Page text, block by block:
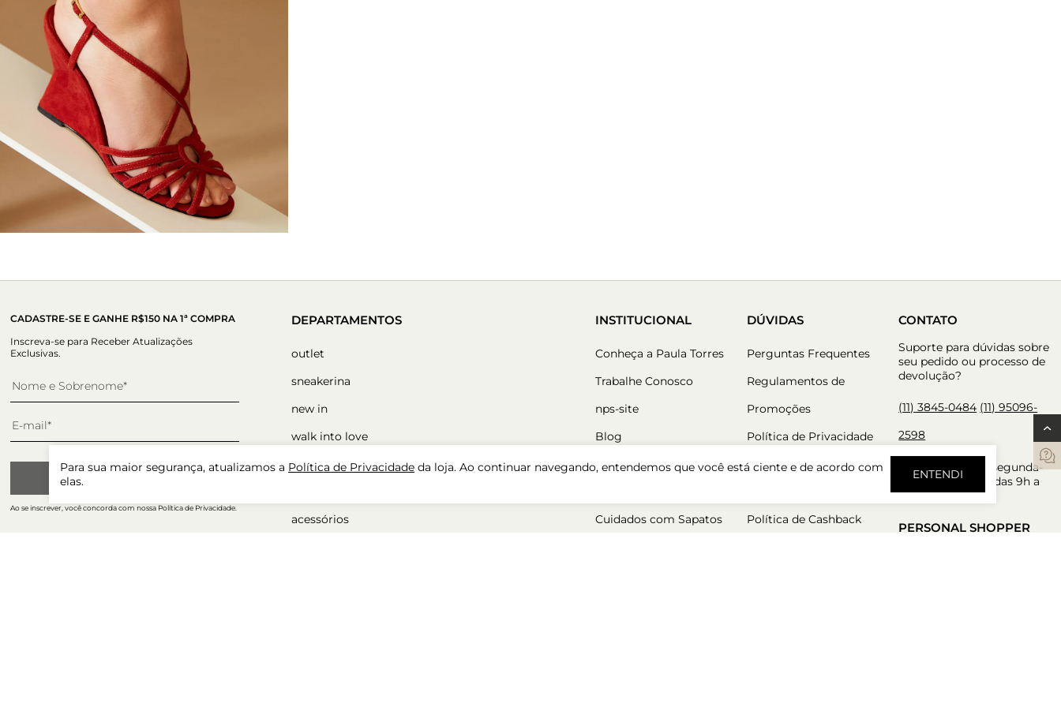
Para sua maior segurança, atualizamos a Política de Privacidade da loja. Ao continuar navegando, entendemos que você está ciente e de acordo com
elas.
ENTENDI
CADASTRE-SE E GANHE R$150 NA 1ª COMPRA
Inscreva-se para Receber Atualizações
Exclusivas.
CADASTRAR
Ao se inscrever, você concorda com nossa Política de Privacidade.
DEPARTAMENTOS
outlet
sneakerina
new in
walk into love
sapatos
acessórios
INSTITUCIONAL
Conheça a Paula Torres
Trabalhe Conosco
nps-site
Blog
Nossas Lojas
Cuidados com Sapatos
DÚVIDAS
Perguntas Frequentes
Regulamentos de
Promoções
Política de Privacidade
Trocas e Devoluções
Política de Cashback
CONTATO
Suporte para dúvidas sobre
seu pedido ou processo de
devolução?
(11) 3845-0484 (11) 95096-
2598
Atendimento de segunda-
feira a sexta-feira das 9h a
18h.
PERSONAL SHOPPER